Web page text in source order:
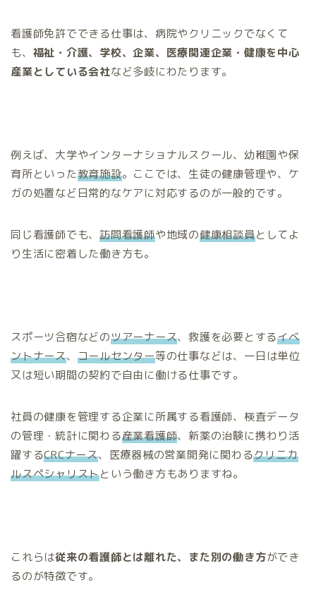
看護師免許でできる仕事は、病院やクリニックでなくて
も、 福祉・介護、学校、企業、医療関連企業・健康を中心
産業としている会社など多岐にわたります。
例えば、大学やインターナショナルスクール、幼稚園や保
育所といった教育施設。ここでは、生徒の健康管理や、ケ
ガの処置など日常的なケアに対応するのが一般的です。
同じ看護師でも、訪問看護師や地域の健康相談員としてよ
り生活に密着した働き方も。
スポーツ合宿などのツアーナース、救護を必要とするイベ
ントナース、 コールセンター等の仕事などは、一日は単位
又は短い期間の契約で自由に働ける仕事です。
社員の健康を管理する企業に所属する看護師、検査データ
の管理・統計に関わる産業看護師、新薬の治験に携わり活
躍するCRCナース、医療器械の営業開発に関わるクリニカ
ルスペシャリストという働き方もありますね。
これらは従来の看護師とは離れた、また別の働き方ができ
るのが特徴です。